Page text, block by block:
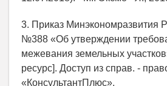
3. Приказ Минэкономразвития
№388 «Об утверждении
межевания земельных
ресурс]. Доступ из справ. -
«КонсультантПлюс».